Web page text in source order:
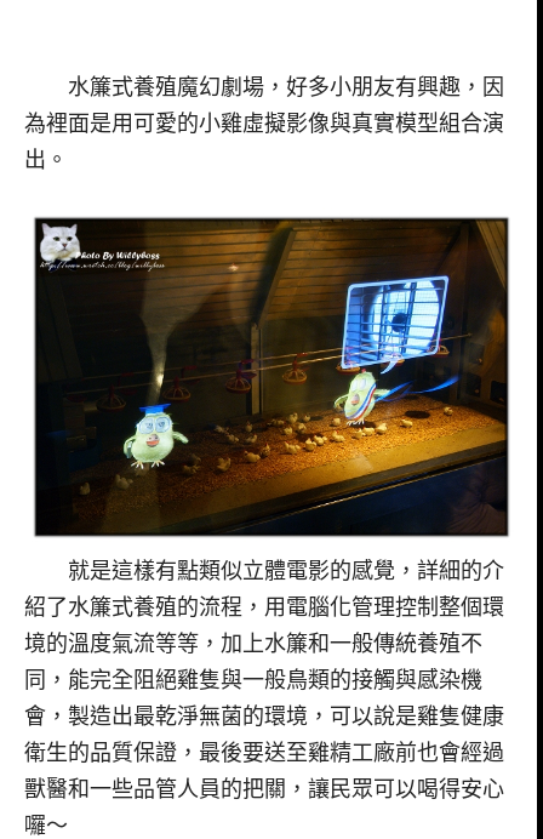
水簾式養殖魔幻劇場，好多小朋友有興趣，因
為裡面是用可愛的小雞虛擬影像與真實模型組合演
出。
就是這樣有點類似立體電影的感覺，詳細的介
紹了水簾式養殖的流程，用電腦化管理控制整個環
境的溫度氣流等等，加上水簾和一般傳統養殖不
同，能完全阻絕雞隻與一般鳥類的接觸與感染機
會，製造出最乾淨無菌的環境，可以說是雞隻健康
衛生的品質保證，最後要送至雞精工廠前也會經過
獸醫和一些品管人員的把關，讓民眾可以喝得安心
囉～